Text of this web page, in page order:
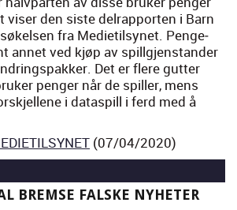
vis­er den siste del­rap­porten i Barn
fra Medi­etil­synet. Penge­
annet ved kjøp av spill­gjen­stander
Det er flere gut­ter
penger når de spiller, mens
i dataspill i ferd med å
(07/04/2020)
BREMSE FALSKE NYHETER